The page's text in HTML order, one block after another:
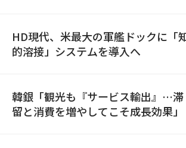
HD現代、米最大の軍艦ドックに「
的溶接」システムを導入へ
韓銀「観光も『サービス輸出』…滞
留と消費を増やしてこそ成長効果」